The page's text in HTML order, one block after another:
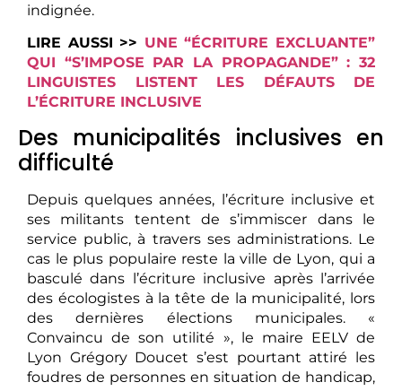
indignée.
LIRE AUSSI >> UNE “ÉCRITURE EXCLUANTE”
QUI “S’IMPOSE PAR LA PROPAGANDE” : 32
LINGUISTES LISTENT LES DÉFAUTS DE
L’ÉCRITURE INCLUSIVE
Des municipalités inclusives en
difficulté
Depuis quelques années, l’écriture inclusive et
ses militants tentent de s’immiscer dans le
service public, à travers ses administrations. Le
cas le plus populaire reste la ville de Lyon, qui a
basculé dans l’écriture inclusive après l’arrivée
des écologistes à la tête de la municipalité, lors
des dernières élections municipales. «
Convaincu de son utilité », le maire EELV de
Lyon Grégory Doucet s’est pourtant attiré les
foudres de personnes en situation de handicap,